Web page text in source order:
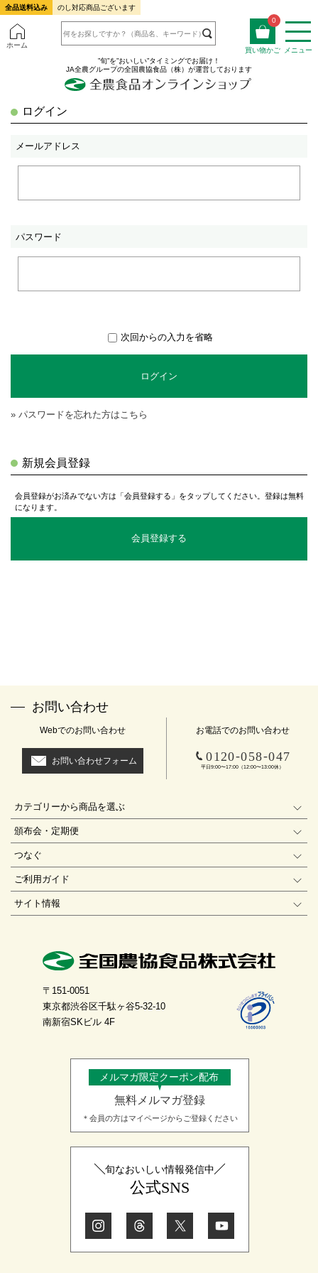
全品送料込み のし対応商品ございます
ホーム
0
買い物かご
メニュー
”旬”を”おいしい”タイミングでお届け！
JA全農グループの全国農協食品（株）が運営しております
ログイン
メールアドレス
パスワード
次回からの入力を省略
ログイン
» パスワードを忘れた方はこちら
新規会員登録
会員登録がお済みでない方は「会員登録する」をタップしてください。登録は無料
になります。
会員登録する
お問い合わせ
Webでのお問い合わせ
お問い合わせフォーム
お電話でのお問い合わせ
0120-058-047
平日9:00〜17:00（12:00〜13:00休）
カテゴリーから商品を選ぶ
頒布会・定期便
つなぐ
ご利用ガイド
サイト情報
〒151-0051
東京都渋谷区千駄ヶ谷5-32-10
南新宿SKビル 4F
メルマガ限定クーポン配布
無料メルマガ登録
＊会員の方はマイページからご登録ください
旬なおいしい情報発信中
公式SNS